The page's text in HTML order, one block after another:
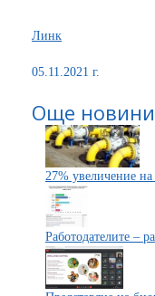
Линк
05.11.2021 г.
Още
27% увеличение
Работодателите –